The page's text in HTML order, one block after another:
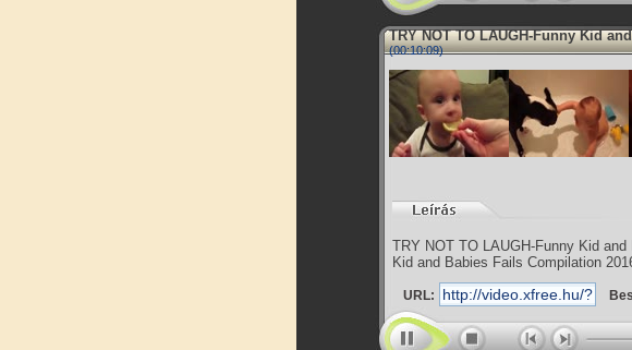
TRY NOT TO LAUGH-Funny Kid
(00:10:09)
TRY NOT TO LAUGH-Funny Kid
Kid and Babies Fails Compilation
URL: